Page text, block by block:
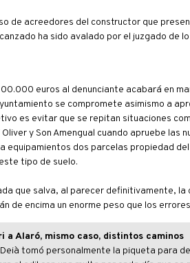
de acreedores del constructor que
ha sido avalado por el juzgado de
euros al denunciante acabará en
se compromete asimismo a
es evitar que se repitan situaciones
y Son Amengual cuando apruebe
equipamientos dos parcelas propiedad
tipo de suelo.
que salva, al parecer definitivamente,
de encima un enorme peso que los
a Alaró, mismo caso, distintos caminos
tomó personalmente la piqueta para